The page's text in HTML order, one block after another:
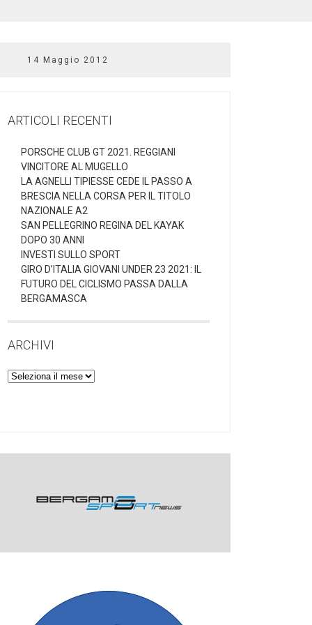
14 Maggio 2012
ARTICOLI RECENTI
PORSCHE CLUB GT 2021. REGGIANI
VINCITORE AL MUGELLO
LA AGNELLI TIPIESSE CEDE IL PASSO A
BRESCIA NELLA CORSA PER IL TITOLO
NAZIONALE A2
SAN PELLEGRINO REGINA DEL KAYAK
DOPO 30 ANNI
INVESTI SULLO SPORT
GIRO D’ITALIA GIOVANI UNDER 23 2021: IL
FUTURO DEL CICLISMO PASSA DALLA
BERGAMASCA
ARCHIVI
Archivi